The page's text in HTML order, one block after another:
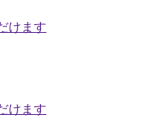
けます
けます